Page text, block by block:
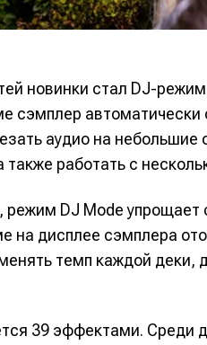
Например,
Вы сможете
почта
Я не
Например,
Вы сможете
почта
Я не
Например,
Вы сможете
почта
Я не
🎙️ Подкаст
👷
Скоро тут
Например,
Вы сможете
почта
Я не
🎙️ Подкаст
👷
Скоро тут
новинки стал DJ-
сэмплер автоматически
аудио на
работать с
режим DJ Mode
на дисплее сэмплера
темп каждой
39 эффектами. Среди